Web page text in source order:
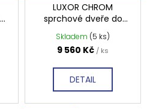
LUXOR CHROM
sprchové dveře do
niky, 1300 mm, čiré
sklo, GU1213CH
Skladem (5 ks)
9 560 Kč / ks
DETAIL